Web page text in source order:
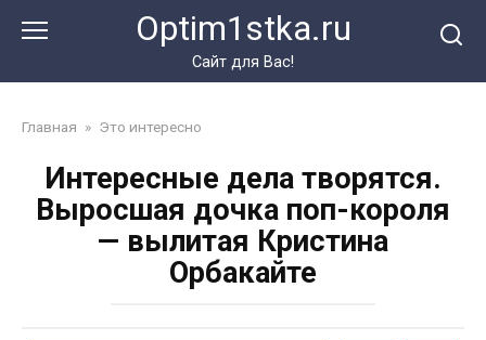
Optim1stka.ru
Сайт для Вас!
Главная » Это интересно
Интересные дела творятся.
Выросшая дочка поп-короля
— вылитая Кристина
Орбакайте